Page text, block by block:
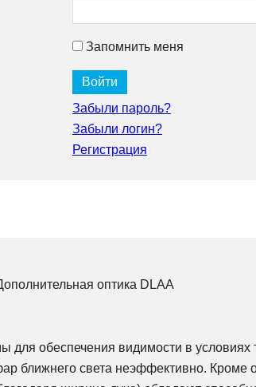
Запомнить меня
Забыли пароль?
Забыли логин?
Регистрация
оптика DLAA
обеспечения видимости в условиях
ближнего света неэффективно. Кроме